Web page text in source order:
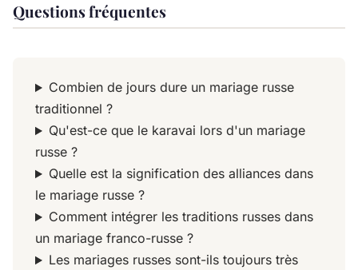
Questions fréquentes
Combien de jours dure un mariage russe
traditionnel ?
Qu'est-ce que le karavai lors d'un mariage
russe ?
Quelle est la signification des alliances dans
le mariage russe ?
Comment intégrer les traditions russes dans
un mariage franco-russe ?
Les mariages russes sont-ils toujours très